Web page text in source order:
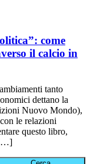
come
il calcio in
tanto
dettano la
Nuovo Mondo),
le relazioni
questo libro,
[…]